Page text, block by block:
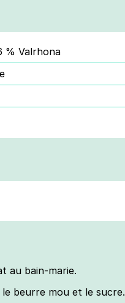
% Valrhona
au bain-marie.
beurre mou et le sucre.